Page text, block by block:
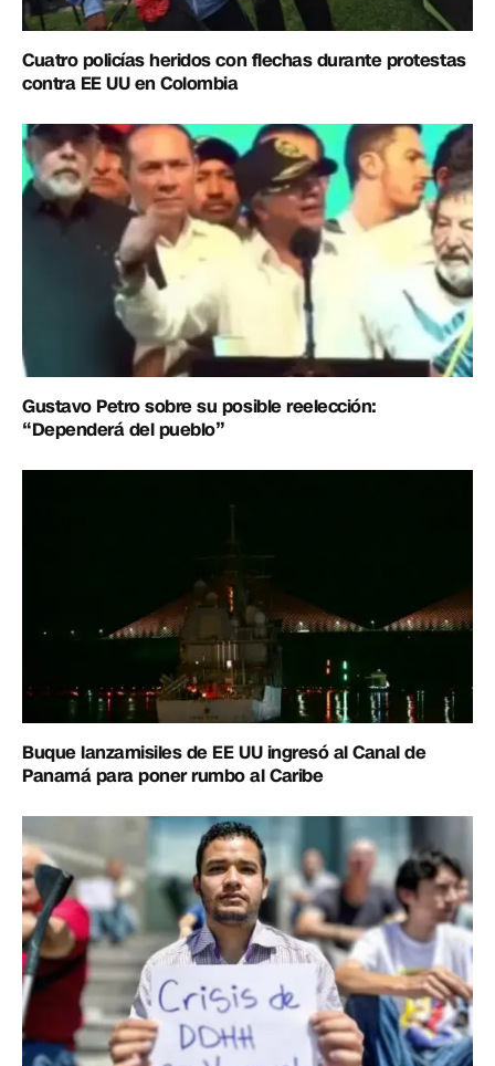
Cuatro policías heridos con flechas durante protestas
contra EE UU en Colombia
Gustavo Petro sobre su posible reelección:
“Dependerá del pueblo”
Buque lanzamisiles de EE UU ingresó al Canal de
Panamá para poner rumbo al Caribe